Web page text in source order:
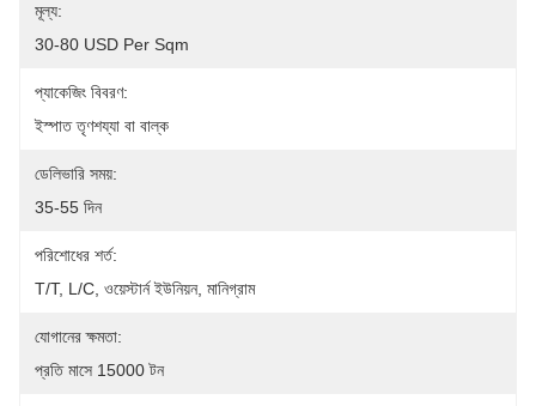
মূল্য:
30-80 USD Per Sqm
প্যাকেজিং বিবরণ:
ইস্পাত তৃণশয্যা বা বাল্ক
ডেলিভারি সময়:
35-55 দিন
পরিশোধের শর্ত:
T/T, L/C, ওয়েস্টার্ন ইউনিয়ন, মানিগ্রাম
যোগানের ক্ষমতা:
প্রতি মাসে 15000 টন